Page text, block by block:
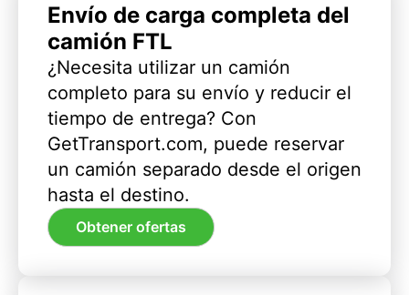
Envío de carga completa del
camión FTL
¿Necesita utilizar un camión
completo para su envío y reducir el
tiempo de entrega? Con
GetTransport.com, puede reservar
un camión separado desde el origen
hasta el destino.
Obtener ofertas